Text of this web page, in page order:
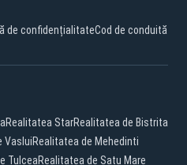
de confidențialitateCod de conduită
Realitatea StarRealitatea de Bistrita
VasluiRealitatea de Mehedinti
TulceaRealitatea de Satu Mare